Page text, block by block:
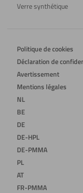
Verre synthétique
Politique de cookies
Déclaration de
Avertissement
Mentions légales
NL
BE
DE
DE-HPL
DE-PMMA
PL
AT
FR-PMMA